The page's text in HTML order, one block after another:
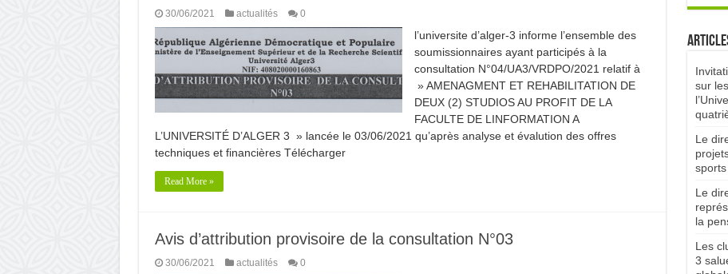
30/06/2021 actualités 0
l’universite d’alger-3 informe l’ensemble des
soumissionnaires ayant participés à la
consultation N°04/UA3/VRDPO/2021 relatif à
» AMENAGMENT ET REHABILITATION DE
DEUX (2) STUDIOS AU PROFIT DE LA
FACULTE DE LINFORMATION A
L’UNIVERSITÉ D’ALGER 3 » lancée le 03/06/2021 qu’après analyse et évalution des offres
techniques et financières Télécharger
Read More »
Avis d’attribution provisoire de la consultation N°03
30/06/2021 actualités 0
sur
Le
Le
la
Les
3